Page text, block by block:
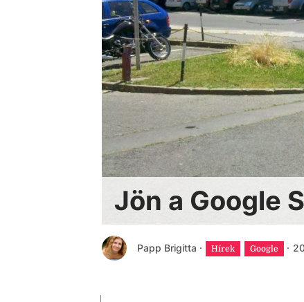
Jön a Google
Papp Brigitta · Hírek Google ·